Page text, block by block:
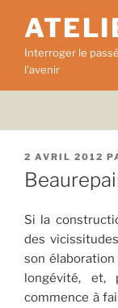
contenu
principal
Interroger le
l'avenir
PUBLIÉ
LE
2 AVRIL 2012
Si la
des
son élaboration
longévité,
commence à